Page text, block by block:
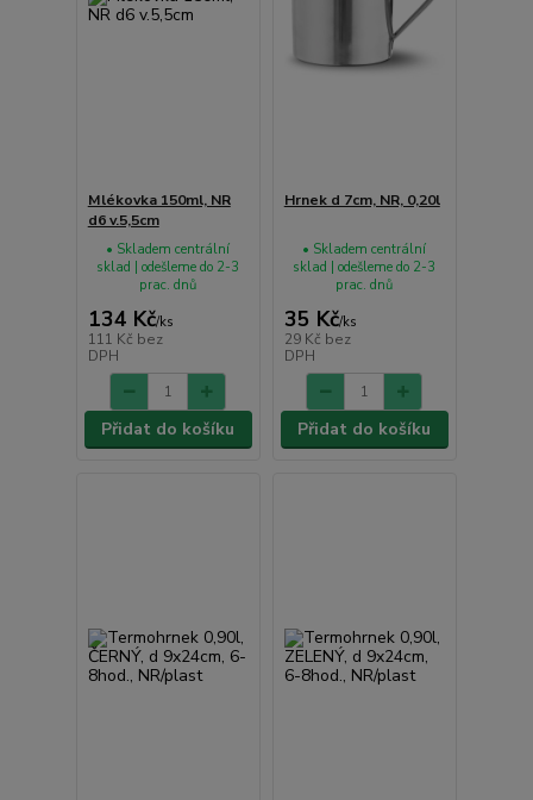
Mlékovka 150ml, NR
d6 v.5,5cm
134 Kč/ks
111 Kč bez
DPH
• Skladem centrální
sklad | odešleme do 2-3
prac. dnů
Přidat do košíku
Hrnek d 7cm, NR, 0,20l
35 Kč/ks
29 Kč bez
DPH
• Skladem centrální
sklad | odešleme do 2-3
prac. dnů
Přidat do košíku